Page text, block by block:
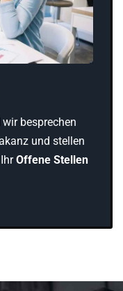
besprechen
und stellen
Offene Stellen